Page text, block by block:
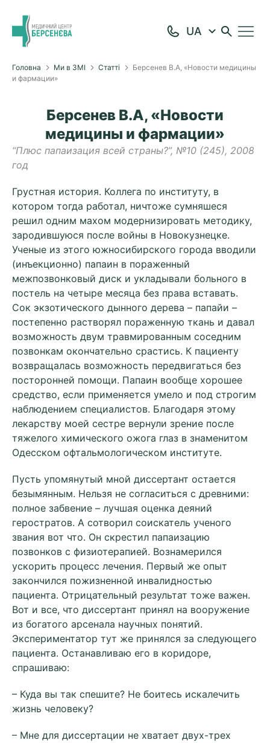
Головна Ми в ЗМІ Статті
Берсенев В.А, «Новости медицины
и фармации»
Берсенев В.А, «Новости
медицины и фармации»
“Плюс папаизация всей страны?”, №10 (245), 2008
год
Грустная история. Коллега по институту, в
котором тогда работал, ничтоже сумняшеся
решил одним махом модернизировать методику,
зародившуюся после войны в Новокузнецке.
Ученые из этого южносибирского города вводили
(инъекционно) папаин в пораженный
межпозвонковый диск и укладывали больного в
постель на четыре месяца без права вставать.
Сок экзотического дынного дерева – папайи –
постепенно растворял пораженную ткань и давал
возможность двум травмированным соседним
позвонкам окончательно срастись. К пациенту
возвращалась возможность передвигаться без
посторонней помощи. Папаин вообще хорошее
средство, если применяется умело и под строгим
наблюдением специалистов. Благодаря этому
лекарству моей сестре вернули зрение после
тяжелого химического ожога глаз в знаменитом
Одесском офтальмологическом институте.
Пусть упомянутый мной диссертант остается
безымянным. Нельзя не согласиться с древними:
полное забвение – лучшая оценка деяний
геростратов. А сотворил соискатель ученого
звания вот что. Он скрестил папаизацию
позвонков с физиотерапией. Вознамерился
ускорить процесс лечения. Первый же опыт
закончился пожизненной инвалидностью
пациента. Отрицательный результат тоже важен.
Вот и все, что диссертант принял на вооружение
из богатого арсенала научных понятий.
Экспериментатор тут же принялся за следующего
пациента. Останавливаю его в коридоре,
спрашиваю:
– Куда вы так спешите? Не боитесь искалечить
жизнь человеку?
– Мне для диссертации не хватает двух-трех